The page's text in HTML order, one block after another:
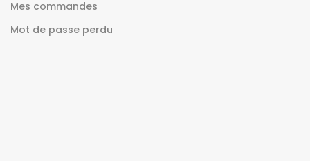
Mes commandes
Mot de passe perdu